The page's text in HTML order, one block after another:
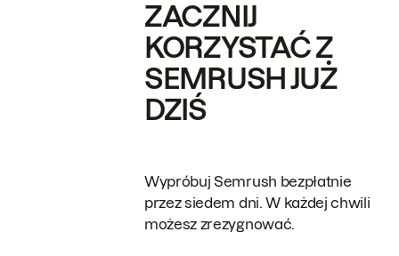
ZACZNIJ
KORZYSTAĆ Z
SEMRUSH JUŻ
DZIŚ
Wypróbuj Semrush bezpłatnie
przez siedem dni. W każdej chwili
możesz zrezygnować.